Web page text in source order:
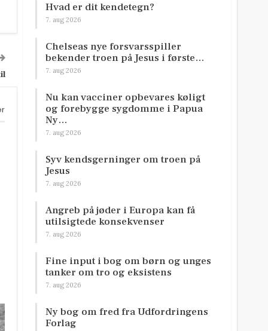
Hvad er dit kendetegn?
7. aug 2026
Chelseas nye forsvarsspiller
bekender troen på Jesus i første…
7. aug 2026
Nu kan vacciner opbevares køligt
og forebygge sygdomme i Papua
Ny…
7. aug 2026
Syv kendsgerninger om troen på
Jesus
7. aug 2026
Angreb på jøder i Europa kan få
utilsigtede konsekvenser
7. aug 2026
Fine input i bog om børn og unges
tanker om tro og eksistens
7. aug 2026
Ny bog om fred fra Udfordringens
Forlag